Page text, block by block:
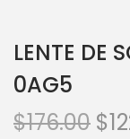
LENTE DE
0AG5
$176.00 $